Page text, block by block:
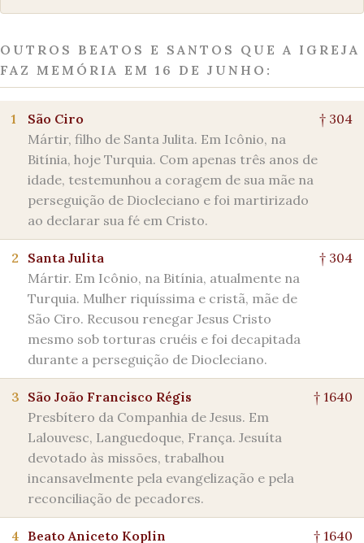
OUTROS BEATOS E SANTOS QUE A IGREJA
FAZ MEMÓRIA EM 16 DE JUNHO:
1
São Ciro
Mártir, filho de Santa Julita. Em Icônio, na
Bitínia, hoje Turquia. Com apenas três anos de
idade, testemunhou a coragem de sua mãe na
perseguição de Diocleciano e foi martirizado
ao declarar sua fé em Cristo.
† 304
2
Santa Julita
Mártir. Em Icônio, na Bitínia, atualmente na
Turquia. Mulher riquíssima e cristã, mãe de
São Ciro. Recusou renegar Jesus Cristo
mesmo sob torturas cruéis e foi decapitada
durante a perseguição de Diocleciano.
† 304
3 São João Francisco Régis
Presbítero da Companhia de Jesus. Em
Lalouvesc, Languedoque, França. Jesuíta
devotado às missões, trabalhou
incansavelmente pela evangelização e pela
reconciliação de pecadores.
† 1640
4 Beato Aniceto Koplin
† 1640